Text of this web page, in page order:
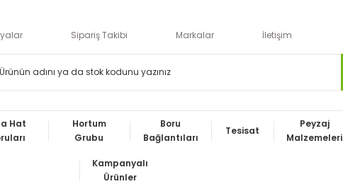
Sipariş Takibi Markalar İletişim
Hat
Hortum
Grubu
Boru
Bağlantıları
Tesisat
Peyzaj
Malzemeleri
Kampanyalı
Ürünler